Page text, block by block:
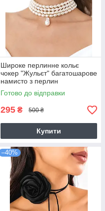
Широке перлинне кольє
чокер "Жульєт" багатошарове
намисто з перлин
Готово до відправки
295 ₴ 500 ₴
Купити
–40%